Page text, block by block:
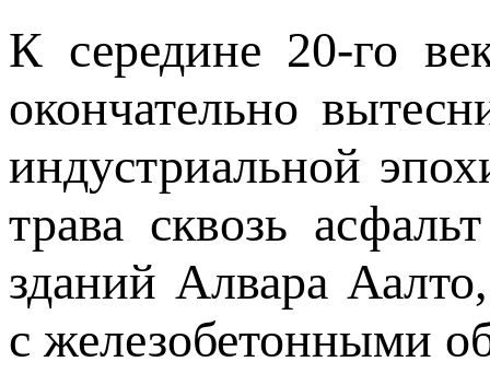
К середине 20-го
окончательно
индустриальной
трава сквозь
зданий Алвара
с железобетонными